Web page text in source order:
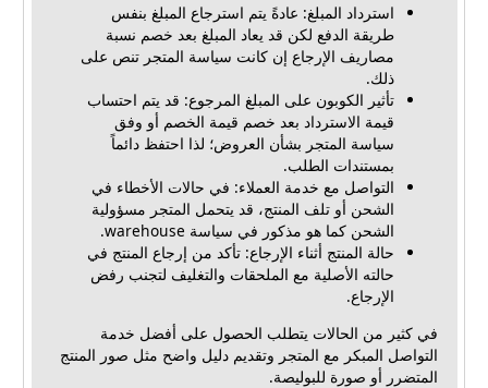
استرداد المبلغ: عادةً يتم استرجاع المبلغ بنفس
طريقة الدفع لكن قد يعاد المبلغ بعد خصم نسبة
مصاريف الإرجاع إن كانت سياسة المتجر تنص على
ذلك.
تأثير الكوبون على المبلغ المرجوع: قد يتم احتساب
قيمة الاسترداد بعد خصم قيمة الخصم أو وفق
سياسة المتجر بشأن العروض؛ لذا احتفظ دائماً
بمستندات الطلب.
التواصل مع خدمة العملاء: في حالات الأخطاء في
الشحن أو تلف المنتج، قد يتحمل المتجر مسؤولية
الشحن كما هو مذكور في سياسة warehouse.
حالة المنتج أثناء الإرجاع: تأكد من إرجاع المنتج في
حالته الأصلية مع الملحقات والتغليف لتجنب رفض
الإرجاع.
في كثير من الحالات يتطلب الحصول على أفضل خدمة
التواصل المبكر مع المتجر وتقديم دليل واضح مثل صور المنتج
المتضرر أو صورة للبوليصة.